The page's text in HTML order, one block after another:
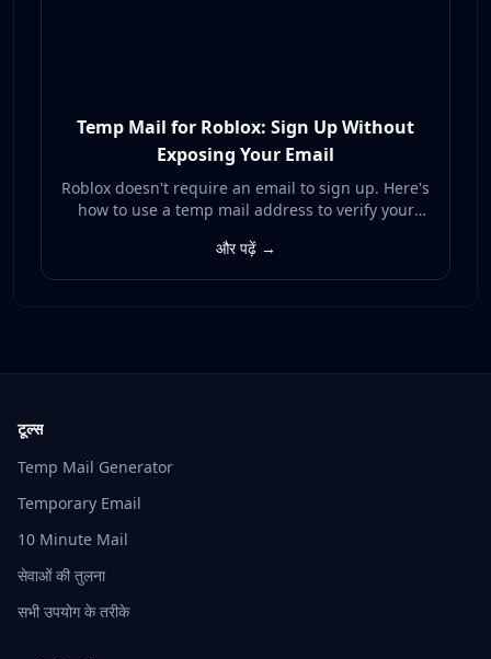
Temp Mail for Roblox: Sign Up Without
Exposing Your Email
Roblox doesn't require an email to sign up. Here's
how to use a temp mail address to verify your
exposing your real inbox to spam or breaches.
और पढ़ें →
टूल्स
Temp Mail Generator
Temporary Email
10 Minute Mail
सेवाओं की तुलना
सभी उपयोग के तरीके